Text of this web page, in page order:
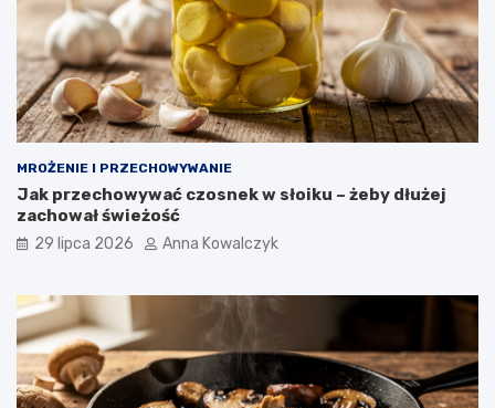
MROŻENIE I PRZECHOWYWANIE
Jak przechowywać czosnek w słoiku – żeby dłużej
zachował świeżość
29 lipca 2026 Anna Kowalczyk